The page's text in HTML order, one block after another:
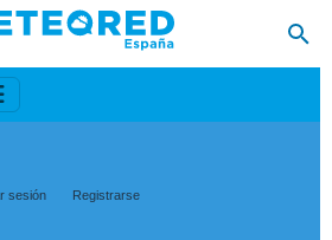
sesión Registrarse